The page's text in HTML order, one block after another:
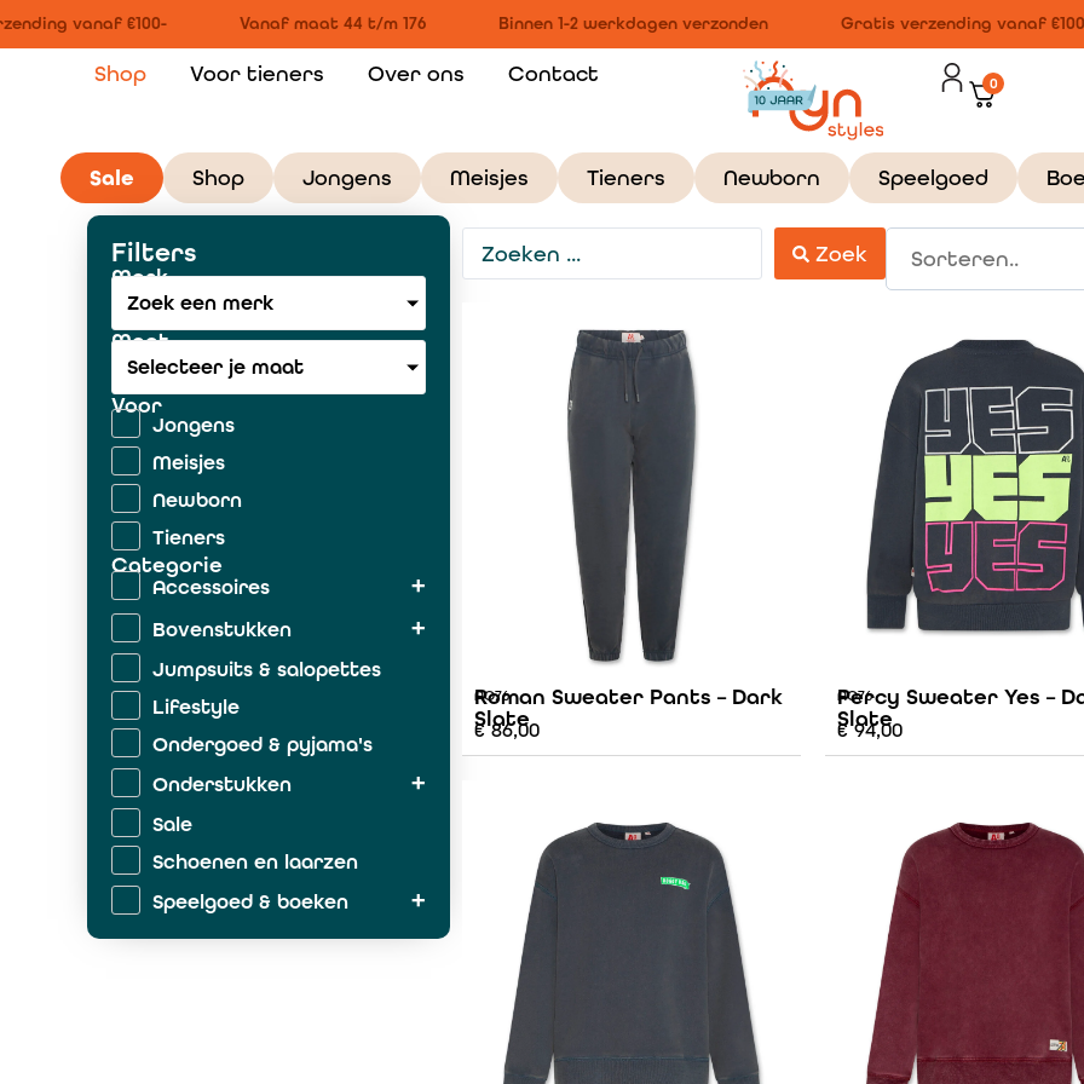
vanaf €100- Vanaf maat 44 t/m 176 Binnen 1-2 werkdagen verzonden Gratis verzending vanaf €100,-
Shop Voor tieners Over ons Contact 0
Sale Shop Jongens Meisjes Tieners Newborn Speelgoed
Filters
Merk
Zoek een merk
Maat
Selecteer je maat
Voor
Jongens
Meisjes
Newborn
Tieners
Categorie
Accessoires
Bovenstukken
Jumpsuits & salopettes
Lifestyle
Ondergoed & pyjama's
Onderstukken
Sale
Schoenen en laarzen
Speelgoed & boeken
Zwemkleding
Zoek
AO76
Roman Sweater Pants – Dark
Slate
€86,00
AO76
Percy Sweater Yes –
Slate
€94,00